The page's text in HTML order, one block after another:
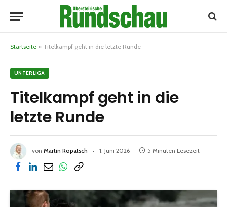
Startseite » Titelkampf geht in die letzte Runde
UNTERLIGA
Titelkampf geht in die
letzte Runde
von Martin Ropatsch 1. Juni 2026 5 Minuten Lesezeit